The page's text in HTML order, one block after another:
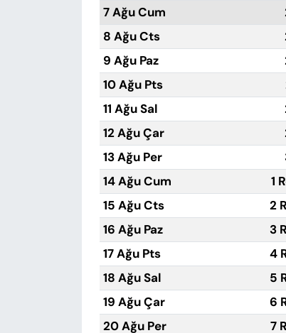
7 Ağu Cum
8 Ağu Cts
9 Ağu Paz
10 Ağu Pts
11 Ağu Sal
12 Ağu Çar
13 Ağu Per
14 Ağu Cum
1
15 Ağu Cts
2
16 Ağu Paz
3
17 Ağu Pts
4
18 Ağu Sal
5
19 Ağu Çar
6
20 Ağu Per
7